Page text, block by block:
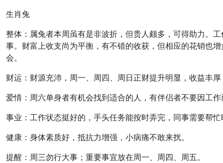
生肖兔
整体：属兔者本周虽有是非波折，但贵人颇多，可得助力。
事。财富上收支尚为平衡，有不错的收获，但相应的花销也
会。
财运：财源充沛，周一、周四、周日正财提升明显，收益丰
爱情：周六单身者有机会找到适合的人，有伴侣者不要因工
事业：工作状态挺好的，手头任务能按时弄完，同事需要帮
健康：身体素质好，抵抗力增强，小病痛不敢来扰。
提醒：周三勿行大事；重要事宜放在周一、周四、周五。